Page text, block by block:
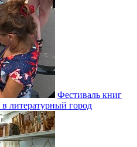
Фестиваль книг
литературный город